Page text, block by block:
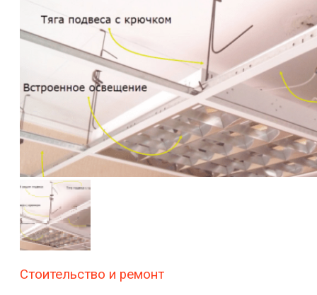
Стоительство и ремонт